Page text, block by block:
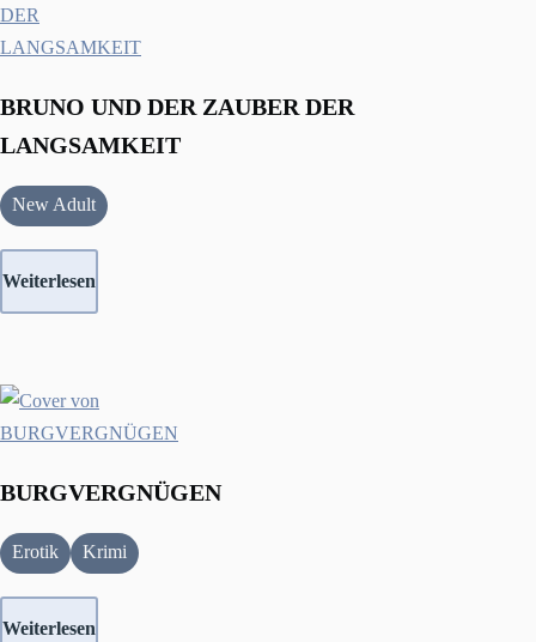
BRUNO UND DER ZAUBER DER
LANGSAMKEIT
New Adult
Weiterlesen
BURGVERGNÜGEN
Erotik Krimi
Weiterlesen